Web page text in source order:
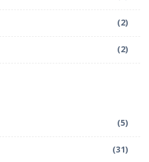
(2)
(2)
(5)
(31)